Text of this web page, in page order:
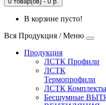
В корзине пусто!
Вся Продукция / Меню
Продукция
ЛСТК Профили
ЛСТК
Термопрофили
ЛСТК
Бесшумные